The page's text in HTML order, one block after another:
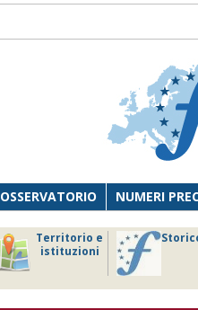
OSSERVATORIO NUMERI
Territorio e
istituzioni